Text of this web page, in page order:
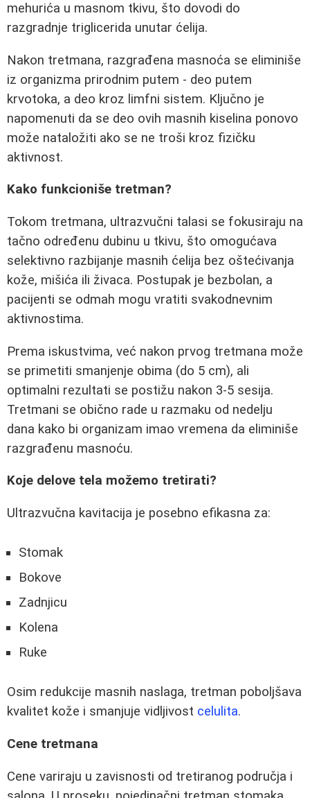
mehurića u masnom tkivu, što dovodi do
razgradnje triglicerida unutar ćelija.
Nakon tretmana, razgrađena masnoća se eliminiše
iz organizma prirodnim putem - deo putem
krvotoka, a deo kroz limfni sistem. Ključno je
napomenuti da se deo ovih masnih kiselina ponovo
može nataložiti ako se ne troši kroz fizičku
aktivnost.
Kako funkcioniše tretman?
Tokom tretmana, ultrazvučni talasi se fokusiraju na
tačno određenu dubinu u tkivu, što omogućava
selektivno razbijanje masnih ćelija bez oštećivanja
kože, mišića ili živaca. Postupak je bezbolan, a
pacijenti se odmah mogu vratiti svakodnevnim
aktivnostima.
Prema iskustvima, već nakon prvog tretmana može
se primetiti smanjenje obima (do 5 cm), ali
optimalni rezultati se postižu nakon 3-5 sesija.
Tretmani se obično rade u razmaku od nedelju
dana kako bi organizam imao vremena da eliminiše
razgrađenu masnoću.
Koje delove tela možemo tretirati?
Ultrazvučna kavitacija je posebno efikasna za:
Stomak
Bokove
Zadnjicu
Kolena
Ruke
Osim redukcije masnih naslaga, tretman poboljšava
kvalitet kože i smanjuje vidljivost celulita.
Cene tretmana
Cene variraju u zavisnosti od tretiranog područja i